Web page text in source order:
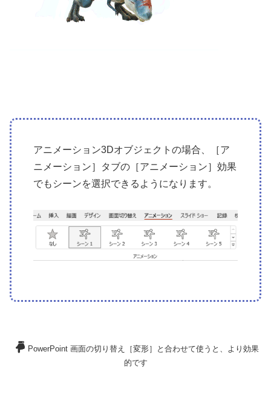
アニメーション3Dオブジェクトの場合、［ア
ニメーション］タブの［アニメーション］効果
でもシーンを選択できるようになります。
PowerPoint 画面の切り替え［変形］と合わせて使うと、より効果
的です